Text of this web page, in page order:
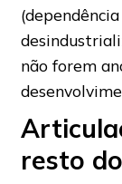
não forem
resto